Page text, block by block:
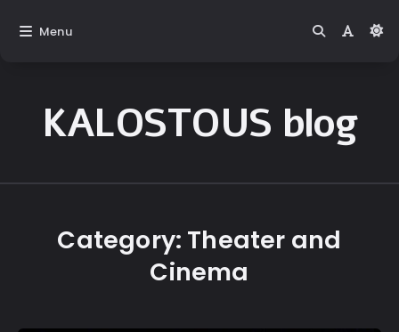
KALOSTOUS blog
Blog
Category: Theater and
Cinema
Menu